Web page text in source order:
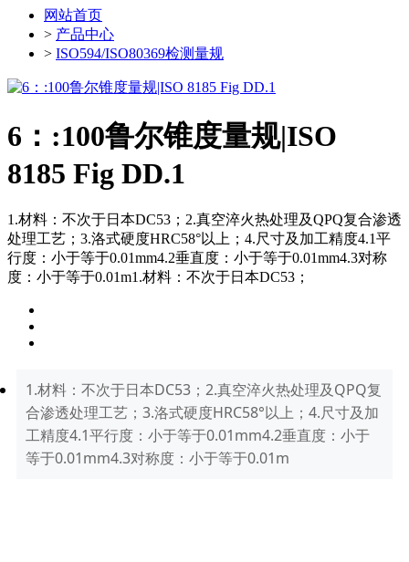
网站首页
> 产品中心
> ISO594/ISO80369检测量规
6：:100鲁尔锥度量规|ISO
8185 Fig DD.1
1.材料：不次于日本DC53；2.真空淬火热处理及QPQ复合渗透
处理工艺；3.洛式硬度HRC58°以上；4.尺寸及加工精度4.1平
行度：小于等于0.01mm4.2垂直度：小于等于0.01mm4.3对称
度：小于等于0.01m1.材料：不次于日本DC53；
1.材料：不次于日本DC53；2.真空淬火热处理及QPQ复
合渗透处理工艺；3.洛式硬度HRC58°以上；4.尺寸及加
工精度4.1平行度：小于等于0.01mm4.2垂直度：小于
等于0.01mm4.3对称度：小于等于0.01m